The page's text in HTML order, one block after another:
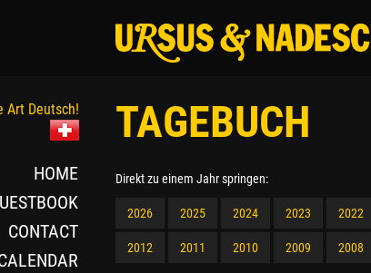
Art Deutsch!
HOME
CONTACT
TAGEBUCH
Direkt zu einem Jahr springen:
2026 2025 2024 2023 2022
2012 2011 2010 2009 2008